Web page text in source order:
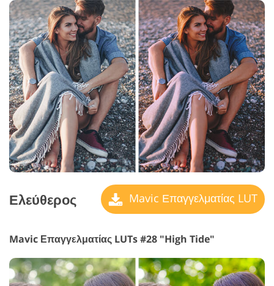
Ελεύθερος Mavic Επαγγελματίας LUT
Mavic Επαγγελματίας LUTs #28 "High Tide"